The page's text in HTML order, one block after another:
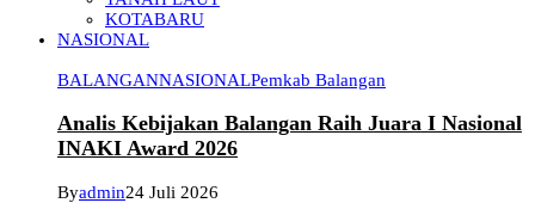
KOTABARU
NASIONAL
BALANGANNASIONALPemkab Balangan
Analis Kebijakan Balangan Raih Juara I Nasional
INAKI Award 2026
Byadmin24 Juli 2026